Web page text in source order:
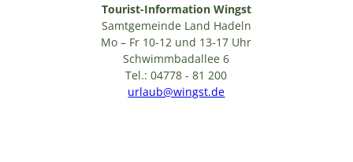
Tourist-Information Wingst
Samtgemeinde Land Hadeln
Mo – Fr 10-12 und 13-17 Uhr
Schwimmbadallee 6
Tel.: 04778 - 81 200
urlaub@wingst.de